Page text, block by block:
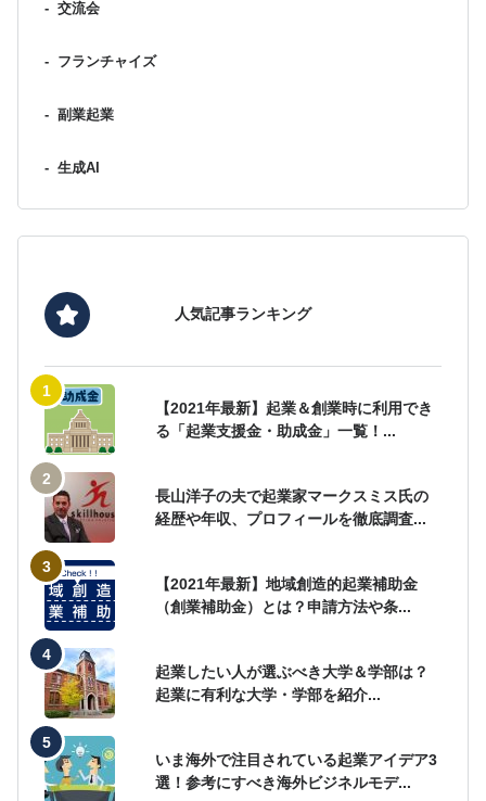
- 交流会
- フランチャイズ
- 副業起業
- 生成AI
人気記事ランキング
【2021年最新】起業＆創業時に利用でき
る「起業支援金・助成金」一覧！...
長山洋子の夫で起業家マークスミス氏の
経歴や年収、プロフィールを徹底調査...
【2021年最新】地域創造的起業補助金
（創業補助金）とは？申請方法や条...
起業したい人が選ぶべき大学＆学部は？
起業に有利な大学・学部を紹介...
いま海外で注目されている起業アイデア3
選！参考にすべき海外ビジネルモデ...